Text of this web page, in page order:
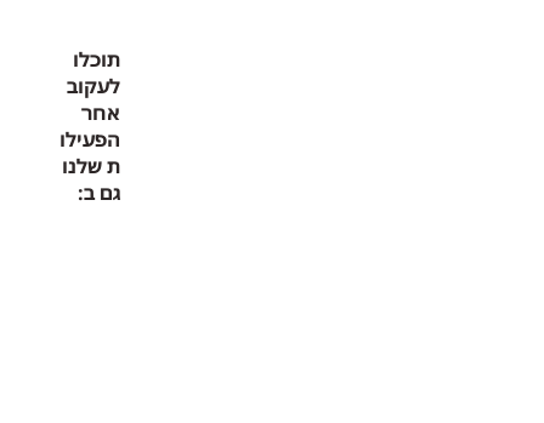
תוכלו
לעקוב
אחר
הפעילו
ת שלנו
גם ב: